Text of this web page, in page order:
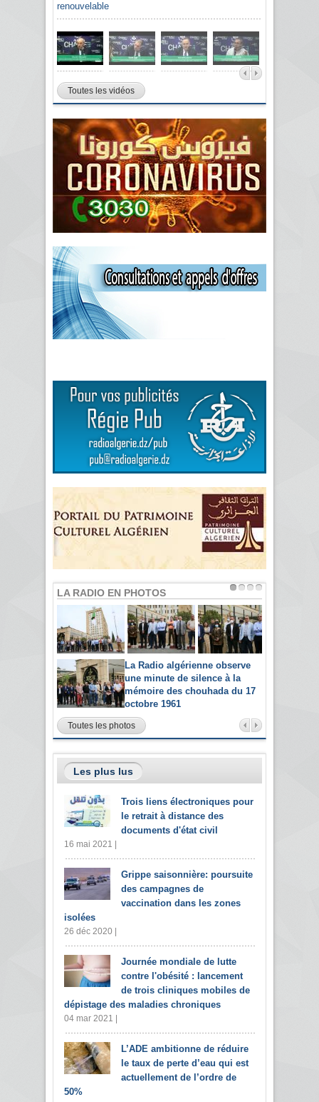
renouvelable
Toutes les vidéos
LA RADIO EN PHOTOS
La Radio algérienne observe
une minute de silence à la
mémoire des chouhada du 17
octobre 1961
Toutes les photos
Les plus lus
Trois liens électroniques pour
le retrait à distance des
documents d'état civil
16 mai 2021 |
Grippe saisonnière: poursuite
des campagnes de
vaccination dans les zones
isolées
26 déc 2020 |
Journée mondiale de lutte
contre l'obésité : lancement
de trois cliniques mobiles de
dépistage des maladies chroniques
04 mar 2021 |
L’ADE ambitionne de réduire
le taux de perte d’eau qui est
actuellement de l’ordre de
50%